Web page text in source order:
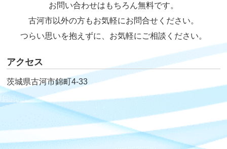
お問い合わせはもちろん無料です。
古河市以外の方もお気軽にお問合せください。
つらい思いを抱えずに、お気軽にご相談ください。
アクセス
茨城県古河市錦町4-33